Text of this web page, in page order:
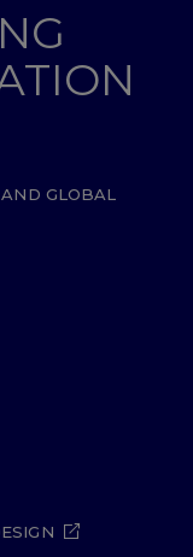
los
ha
GLOBAL